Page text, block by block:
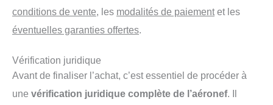
conditions de vente , les modalités de paiementet les
éventuelles garanties offertes
Vérification juridique
Avant de finaliser l’achat, c’est essentiel de procéder à
une vérification juridique complète de l’aéronef. Il